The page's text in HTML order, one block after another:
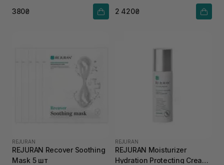
380₴ 2 420₴
REJURAN
REJURAN Recover Soothing
Mask 5 шт
REJURAN
REJURAN Moisturizer
Hydration Protecting Cream